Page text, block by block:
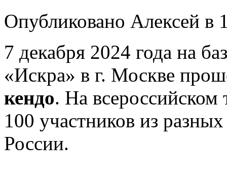
Опубликовано Алексей в
7 декабря 2024 года на
«Искра» в г. Москве
кендо. На всероссийском
100 участников из
России.